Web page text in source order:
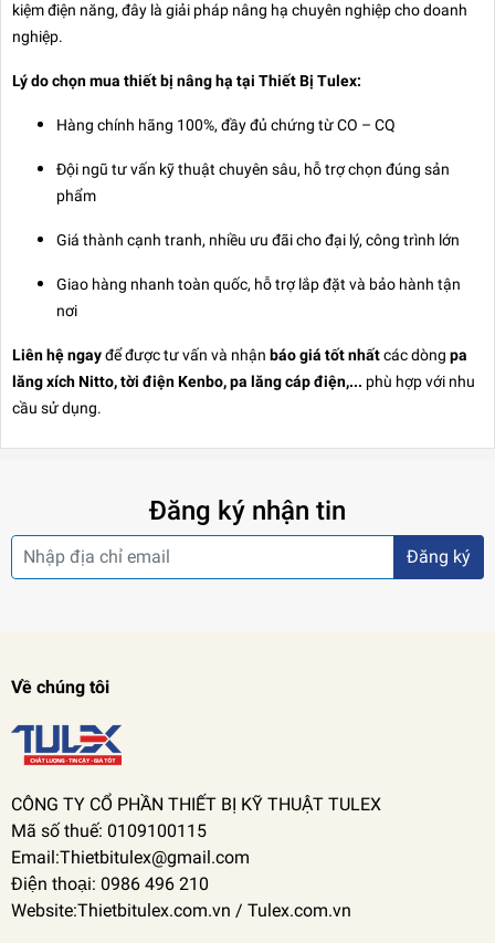
kiệm điện năng, đây là giải pháp nâng hạ chuyên nghiệp cho doanh
nghiệp.
Lý do chọn mua thiết bị nâng hạ tại Thiết Bị Tulex:
Hàng chính hãng 100%, đầy đủ chứng từ CO – CQ
Đội ngũ tư vấn kỹ thuật chuyên sâu, hỗ trợ chọn đúng sản
phẩm
Giá thành cạnh tranh, nhiều ưu đãi cho đại lý, công trình lớn
Giao hàng nhanh toàn quốc, hỗ trợ lắp đặt và bảo hành tận
nơi
Liên hệ ngayđể được tư vấn và nhận báo giá tốt nhấtcác dòng pa
lăng xích Nitto, tời điện Kenbo, pa lăng cáp điện,... phù hợp với nhu
cầu sử dụng.
Đăng ký nhận tin
Đăng ký
Về chúng tôi
CÔNG TY CỔ PHẦN THIẾT BỊ KỸ THUẬT TULEX
Mã số thuế: 0109100115
Email:Thietbitulex@gmail.com
Điện thoại: 0986 496 210
Website:Thietbitulex.com.vn / Tulex.com.vn